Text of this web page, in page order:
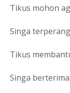
Tikus mohon
Singa
Tikus
Singa